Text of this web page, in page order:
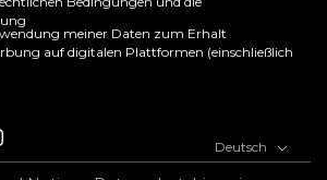
meiner Daten zum Erhalt
auf digitalen Plattformen (einschließlich
I
n
Deutsch